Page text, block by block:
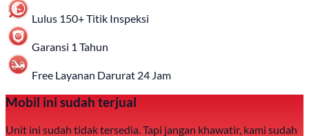
Lulus 150+ Titik Inspeksi
Garansi 1 Tahun
Free Layanan Darurat 24 Jam
Mobil ini sudah terjual
Unit ini sudah tidak tersedia. Tapi jangan khawatir, kami sudah